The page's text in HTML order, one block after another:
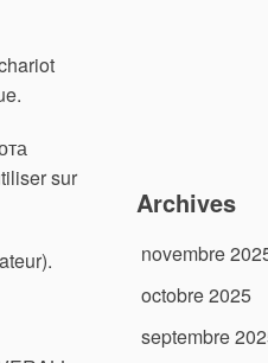
sur
Archives
novembre
octobre 2025
septembre